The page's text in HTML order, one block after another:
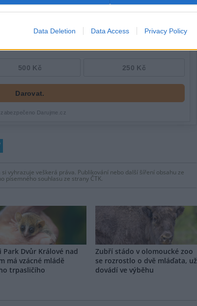
Data Deletion Data Access Privacy Policy
vyhrazuje veškerá práva. Publikování nebo další šíření obsahu ze
písemného souhlasu ze strany ČTK.
Park Dvůr Králové nad
má vzácné mládě
trpasličího
Zubří stádo v olomoucké zoo
se rozrostlo o dvě mláďata, už
dovádí ve výběhu